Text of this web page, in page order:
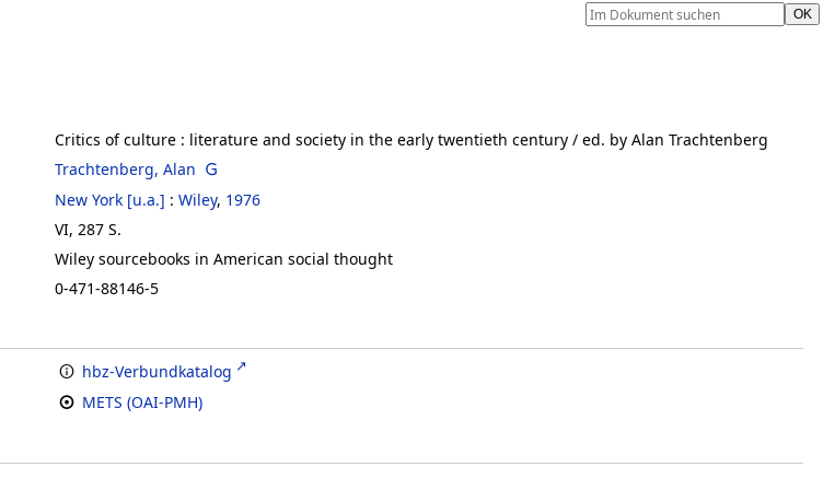
Critics of culture : literature and society in the early twentieth century / ed. by Alan Trachtenberg
Trachtenberg, Alan
New York [u.a.] : Wiley, 1976
VI, 287 S.
Wiley sourcebooks in American social thought
0-471-88146-5
hbz-Verbundkatalog
METS (OAI-PMH)